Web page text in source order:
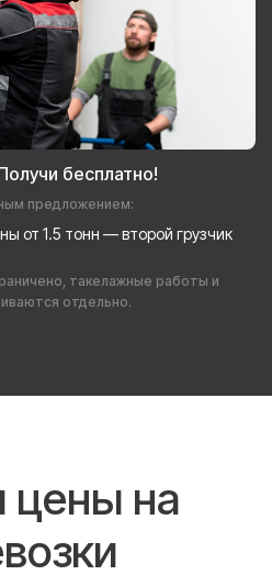
бесплатно!
предложением:
от 1.5 тонн — второй грузчик
такелажные работы и
отдельно.
на